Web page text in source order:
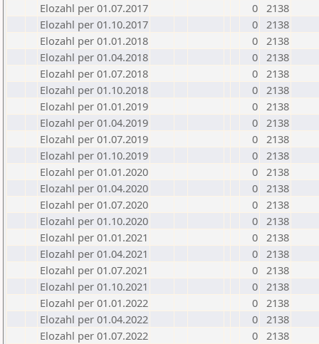
Elozahl per 01.07.2017
0 2138
Elozahl per 01.10.2017
0 2138
Elozahl per 01.01.2018
0 2138
Elozahl per 01.04.2018
0 2138
Elozahl per 01.07.2018
0 2138
Elozahl per 01.10.2018
0 2138
Elozahl per 01.01.2019
0 2138
Elozahl per 01.04.2019
0 2138
Elozahl per 01.07.2019
0 2138
Elozahl per 01.10.2019
0 2138
Elozahl per 01.01.2020
0 2138
Elozahl per 01.04.2020
0 2138
Elozahl per 01.07.2020
0 2138
Elozahl per 01.10.2020
0 2138
Elozahl per 01.01.2021
0 2138
Elozahl per 01.04.2021
0 2138
Elozahl per 01.07.2021
0 2138
Elozahl per 01.10.2021
0 2138
Elozahl per 01.01.2022
0 2138
Elozahl per 01.04.2022
0 2138
Elozahl per 01.07.2022
0 2138